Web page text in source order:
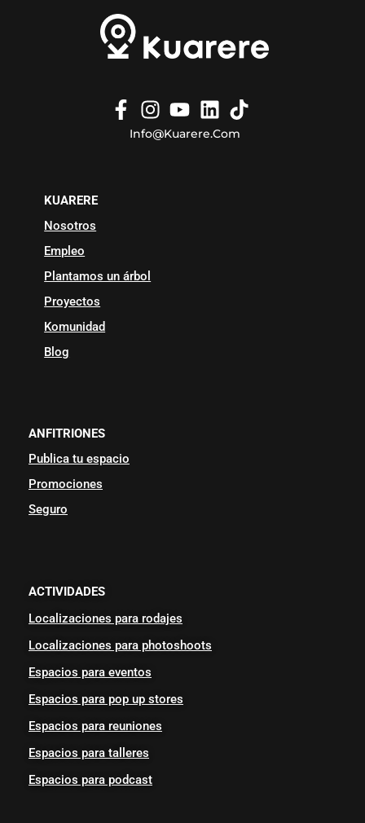
Info@kuarere.com
KUARERE
Nosotros
Empleo
Plantamos un árbol
Proyectos
Komunidad
Blog
ANFITRIONES
Publica tu espacio
Promociones
Seguro
ACTIVIDADES
Localizaciones para rodajes
Localizaciones para photoshoots
Espacios para eventos
Espacios para pop up stores
Espacios para reuniones
Espacios para talleres
Espacios para podcast